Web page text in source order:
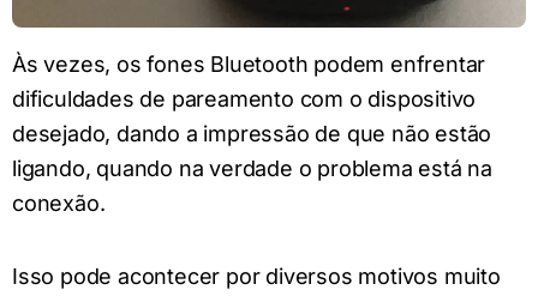
Às vezes, os fones Bluetooth podem enfrentar
dificuldades de pareamento com o dispositivo
desejado, dando a impressão de que não estão
ligando, quando na verdade o problema está na
conexão.
Isso pode acontecer por diversos motivos muito